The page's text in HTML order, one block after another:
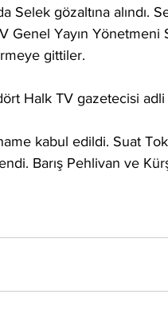
gözaltına alındı.
TV Genel Yayın
gittiler.
Halk TV gazetecisi adli
kabul edildi. Suat
Barış Pehlivan ve